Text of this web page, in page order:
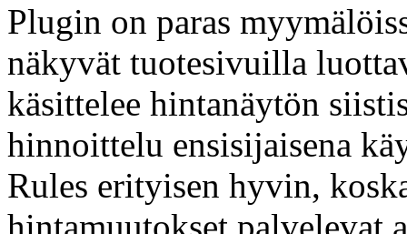
Plugin on paras
näkyvät tuotesivuilla
käsittelee hintanäytön
hinnoittelu ensisijaisena
Rules erityisen hyvin,
hintamuutokset palvelevat